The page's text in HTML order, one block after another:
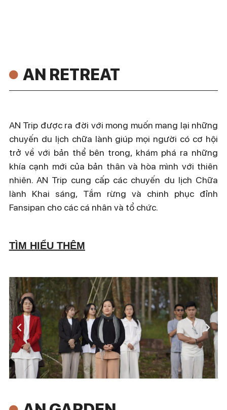
AN RETREAT
AN Trip được ra đời với mong muốn mang lại những
chuyến du lịch chữa lành giúp mọi người có cơ hội
trở về với bản thể bên trong, khám phá ra những
khía cạnh mới của bản thân và hòa mình với thiên
nhiên. AN Trip cung cấp các chuyến du lịch Chữa
lành Khai sáng, Tắm rừng và chinh phục đỉnh
Fansipan cho các cá nhân và tổ chức.
TÌM HIỂU THÊM